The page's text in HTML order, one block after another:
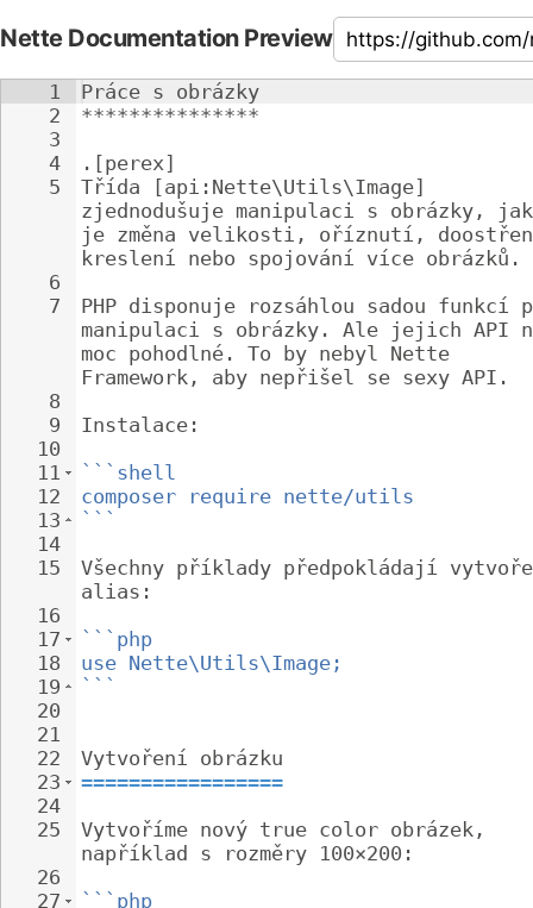
Nette Documentation Preview
1
2
3
4
5
6
7
8
9
10
11
12
13
14
15
16
17
18
19
20
21
22
23
24
25
26
27
Práce s obrázky
***************
.[perex]
Třída [api:Nette\Utils\Image]
zjednodušuje manipulaci s obrázky,
je změna velikosti, oříznutí,
kreslení nebo spojování více obrázků.
PHP disponuje rozsáhlou sadou funkcí
manipulaci s obrázky. Ale jejich API
moc pohodlné. To by nebyl Nette
Framework, aby nepřišel se sexy API.
Instalace:
```shell
composer require nette/utils
```
Všechny příklady předpokládají
alias:
```php
use Nette\Utils\Image;
```
Vytvoření obrázku
=================
Vytvoříme nový true color obrázek,
například s rozměry 100×200:
```php